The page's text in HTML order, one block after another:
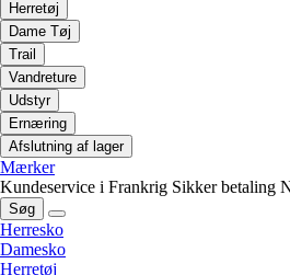
Herretøj
Dame Tøj
Trail
Vandreture
Udstyr
Ernæring
Afslutning af lager
Mærker
Kundeservice i Frankrig Sikker betaling
Søg
Herresko
Damesko
Herretøj